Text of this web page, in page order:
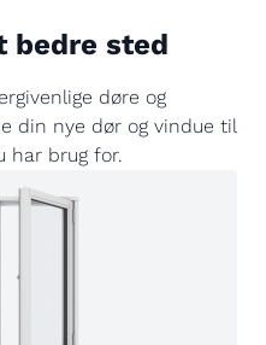
bedre sted
døre og
din nye dør og vindue til
har brug for.